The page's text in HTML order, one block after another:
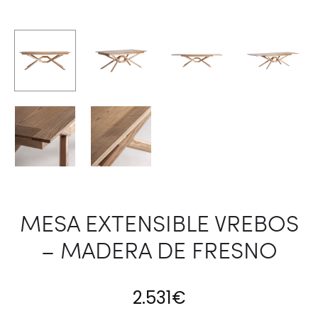
MESA EXTENSIBLE VREBOS
– MADERA DE FRESNO
2.531€